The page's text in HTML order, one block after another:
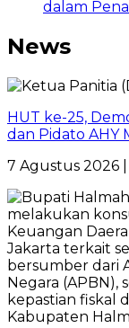
dalam
News
HUT ke-25,
dan Pidato AHY
7 Agustus 2026 |